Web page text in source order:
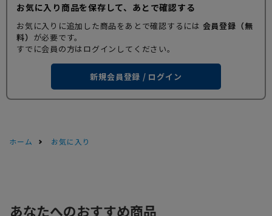
お気に入り商品を保存して、あとで確認する
お気に入りに追加した商品をあとで確認するには 会員登録（無
料） が必要です。
すでに会員の方はログインしてください。
新規会員登録 / ログイン
ホーム お気に入り